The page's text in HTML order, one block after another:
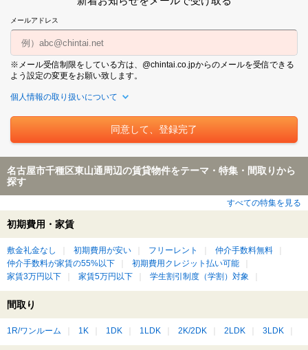
メールアドレス
※メール受信制限をしている方は、@chintai.co.jpからのメールを受信できる
よう設定の変更をお願い致します。
個人情報の取り扱いについて
名古屋市千種区東山通周辺の賃貸物件をテーマ・特集・間取りから
探す
すべての特集を見る
初期費用・家賃
敷金礼金なし 初期費用が安い フリーレント
仲介手数料無料
仲介手数料が家賃の55%以下
初期費用クレジット払い可能
家賃3万円以下
家賃5万円以下 学生割引制度（学割）対象
間取り
1R/ワンルーム 1K 1DK 1LDK 2K/2DK 2LDK 3LDK